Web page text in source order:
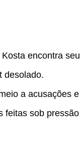
encontra seu
desolado.
a acusações e
feitas sob pressão